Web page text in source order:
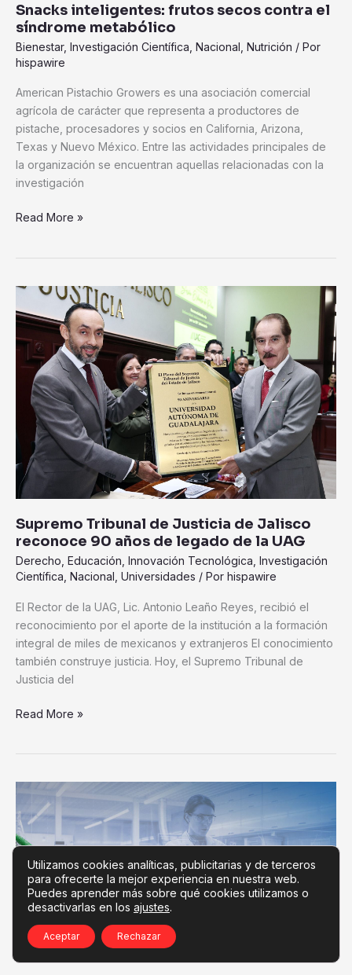
Snacks inteligentes: frutos secos contra el
síndrome metabólico
Bienestar, Investigación Científica Nacional Nutrición / Por
hispawire
American Pistachio Growers es una asociación comercial
agrícola de carácter que representa a productores de
pistache, procesadores y socios en California, Arizona,
Texas y Nuevo México. Entre las actividades principales de
la organización se encuentran aquellas relacionadas con la
investigación
Read More »
Supremo Tribunal de Justicia de Jalisco
reconoce 90 años de legado de la UAG
Derecho Educación Innovación Tecnológica Investigación
Científica Nacional Universidades / Por hispawire
El Rector de la UAG, Lic. Antonio Leaño Reyes, recibió el
reconocimiento por el aporte de la institución a la formación
integral de miles de mexicanos y extranjeros El conocimiento
también construye justicia. Hoy, el Supremo Tribunal de
Justicia del
Supremo
Tribunal
de
Justicia
de
Jalisco
reconoce
años
legado
de
UAG
Read More »
GEN
anuncia
nuevos
resultados
positivos
del
ensayo
Fase
Utilizamos cookies analíticas, publicitarias y de terceros
para ofrecerte la mejor experiencia en nuestra web.
Puedes aprender más sobre qué cookies utilizamos o
desactivarlas en los ajustes.
Aceptar Rechazar